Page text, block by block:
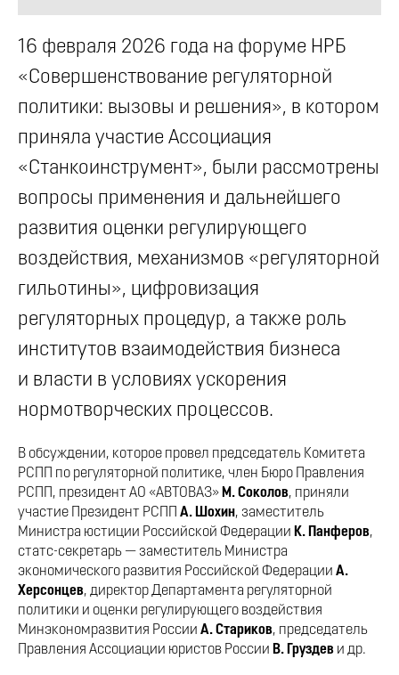
16 февраля 2026 года на форуме НРБ
«Совершенствование регуляторной
политики: вызовы и решения», в котором
приняла участие Ассоциация
«Станкоинструмент», были рассмотрены
вопросы применения и дальнейшего
развития оценки регулирующего
воздействия, механизмов «регуляторной
гильотины», цифровизация
регуляторных процедур, а также роль
институтов взаимодействия бизнеса
и власти в условиях ускорения
нормотворческих процессов.
В обсуждении, которое провел председатель Комитета
РСПП по регуляторной политике, член Бюро Правления
РСПП, президент АО «АВТОВАЗ» М. Соколов, приняли
участие Президент РСПП А. Шохин, заместитель
Министра юстиции Российской Федерации К. Панферов,
статс-секретарь — заместитель Министра
экономического развития Российской Федерации А.
Херсонцев, директор Департамента регуляторной
политики и оценки регулирующего воздействия
Минэкономразвития России А. Стариков, председатель
Правления Ассоциации юристов России В. Груздев и др.